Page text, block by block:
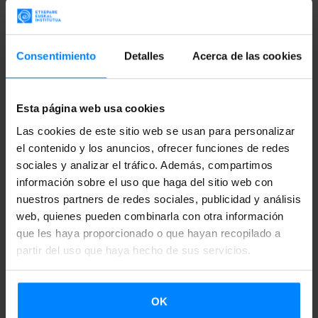
Consentimiento Detalles Acerca de las cookies
Esta página web usa cookies
Las cookies de este sitio web se usan para personalizar
el contenido y los anuncios, ofrecer funciones de redes
sociales y analizar el tráfico. Además, compartimos
información sobre el uso que haga del sitio web con
nuestros partners de redes sociales, publicidad y análisis
web, quienes pueden combinarla con otra información
que les haya proporcionado o que hayan recopilado a
partir del uso que haya hecho de sus servicios.
OK
de información entre los profesionales de las artes
escénicas y una gran oportunidad para la comunicación y la
cooperación en el mundo de la danza.
de referencia de lasartes escénicas
a conocer el trabajo de las compañías e danza y teatro
vascas, para poder proponer nuevas colaboraciones para
la difusión de las artes escénicas vascas.
ElMercado de las Artes Escénicas de Seúl(PAMS) es el
principal evento de artes escénicas contemporáneas de
Corea y suinfluencia e importancia se extiende a toda
Asia. Es una feria de referencia a nivel internacional donde
se dan cita los programadores, directores, promotores,